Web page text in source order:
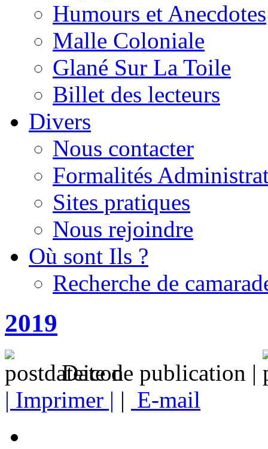
Humours et Anecdotes
Malle Coloniale
Glané Sur La Toile
Billet des lecteurs
Divers
Nous contacter
Formalités
Sites pratiques
Nous rejoindre
Où sont Ils ?
Recherche de
2019
Date de publication |
| Imprimer | | E-mail